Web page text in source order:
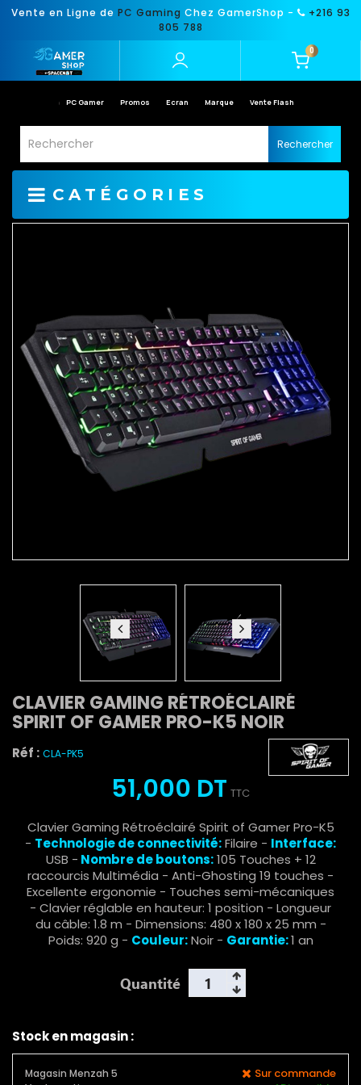
Vente en Ligne de PC Gaming Chez GamerShop -
+216 93
805 788
0
PC Gamer Promos Ecran Marque Vente Flash
Rechercher
CATÉGORIES
CLAVIER GAMING RÉTROÉCLAIRÉ
SPIRIT OF GAMER PRO-K5 NOIR
Réf : CLA-PK5
51,000 DT TTC
Clavier Gaming Rétroéclairé Spirit of Gamer Pro-K5
- Technologie de connectivité:Filaire - Interface:
USB - Nombre de boutons:105 Touches + 12
raccourcis Multimédia - Anti-Ghosting 19 touches -
Excellente ergonomie - Touches semi-mécaniques
- Clavier réglable en hauteur: 1 position - Longueur
du câble: 1.8 m - Dimensions: 480 x 180 x 25 mm -
Poids: 920 g - Couleur:Noir - Garantie:1 an
Quantité
Stock en magasin :
Magasin Menzah 5 Sur commande